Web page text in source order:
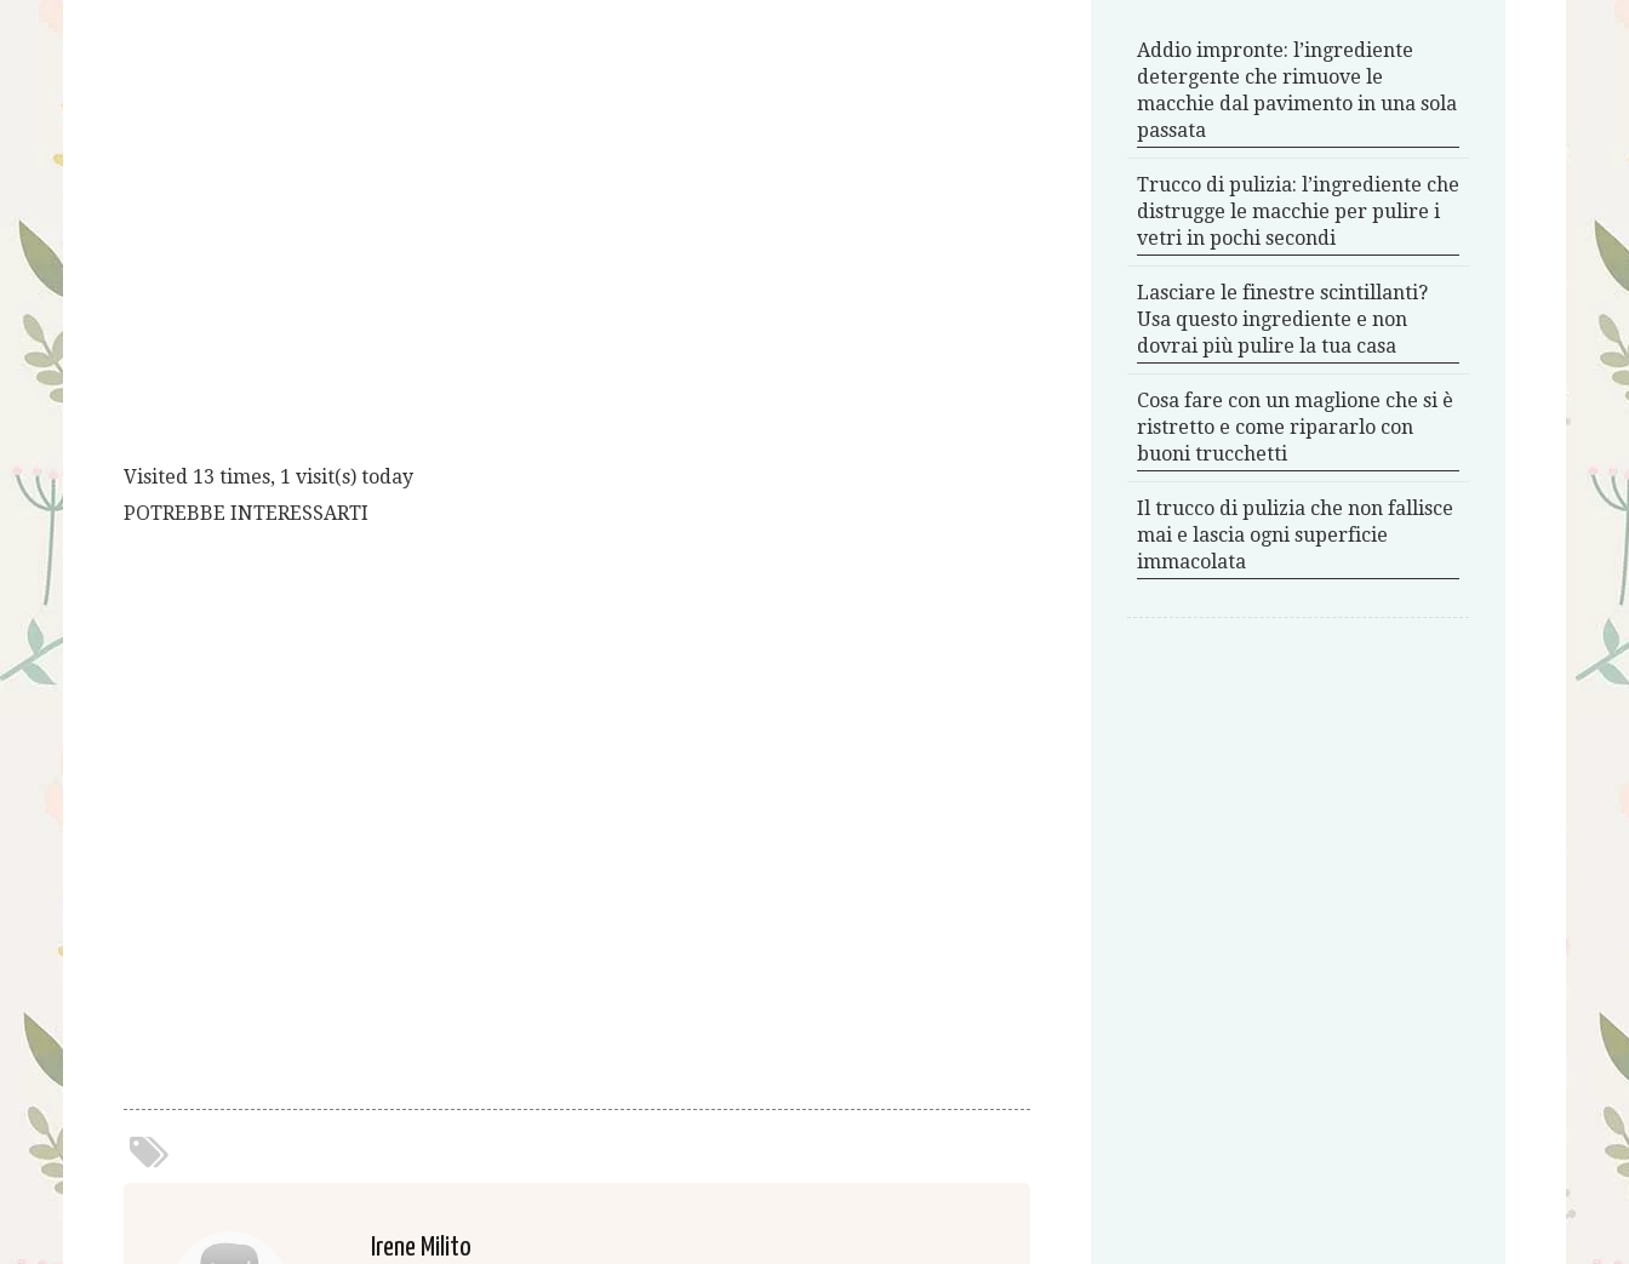
Visited 13 times, 1 visit(s) today
POTREBBE INTERESSARTI
Irene Milito
Addio impronte: l’ingrediente
detergente che rimuove le
macchie dal pavimento in una sola
passata
Trucco di pulizia: l’ingrediente che
distrugge le macchie per pulire i
vetri in pochi secondi
Lasciare le finestre scintillanti?
Usa questo ingrediente e non
dovrai più pulire la tua casa
Cosa fare con un maglione che si è
ristretto e come ripararlo con
buoni trucchetti
Il trucco di pulizia che non fallisce
mai e lascia ogni superficie
immacolata